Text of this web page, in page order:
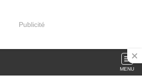
Publicité
MENU